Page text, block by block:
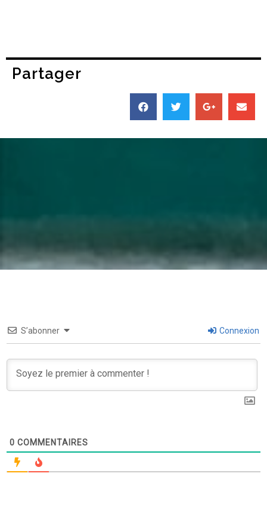
Partager
S’abonner Connexion
0 COMMENTAIRES